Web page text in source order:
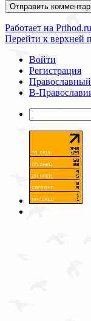
Работает на Prihod.ru
Перейти к верхней
Войти
Регистрация
Православный
В-